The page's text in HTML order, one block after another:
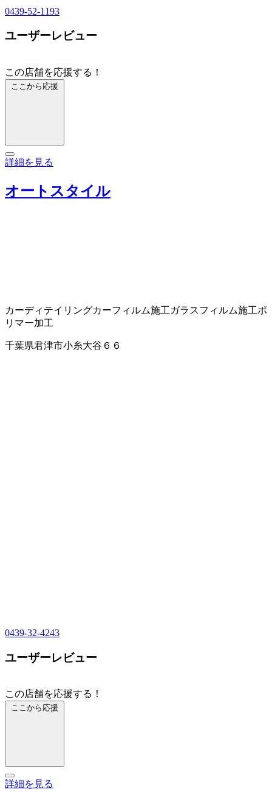
0439-52-1193
ユーザーレビュー
この店舗を応援する！
ここから応援
詳細を見る
オートスタイル
カーディテイリングカーフィルム施工ガラスフィルム施工ポ
リマー加工
千葉県君津市小糸大谷６６
0439-32-4243
ユーザーレビュー
この店舗を応援する！
ここから応援
詳細を見る